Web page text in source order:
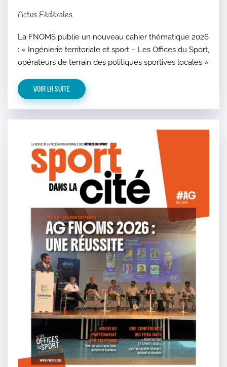
Actus Fédérales
La FNOMS publie un nouveau cahier thématique 2026
: « Ingénierie territoriale et sport – Les Offices du Sport,
opérateurs de terrain des politiques sportives locales »
Voir la suite